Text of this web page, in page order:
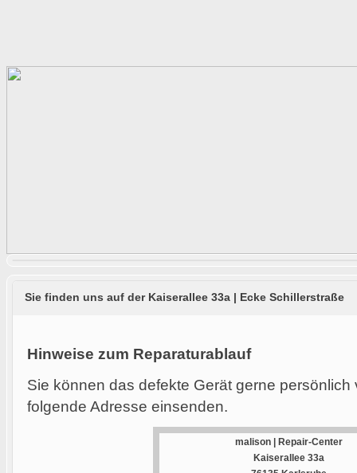
Sie finden uns auf der Kaiserallee 33a | Ecke Schillerstraße
Hinweise zum Reparaturablauf
Sie können das defekte Gerät gerne
folgende Adresse einsenden.
malison | Repair-Center
Kaiserallee 33a